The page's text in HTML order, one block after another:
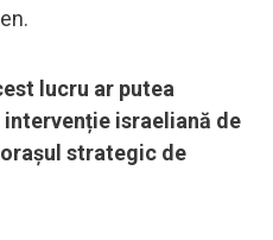
lucru ar putea
israeliană de
strategic de